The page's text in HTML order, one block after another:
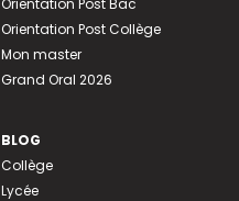
Orientation Post Collège
Mon master
Grand Oral 2026
BLOG
Collège
Lycée